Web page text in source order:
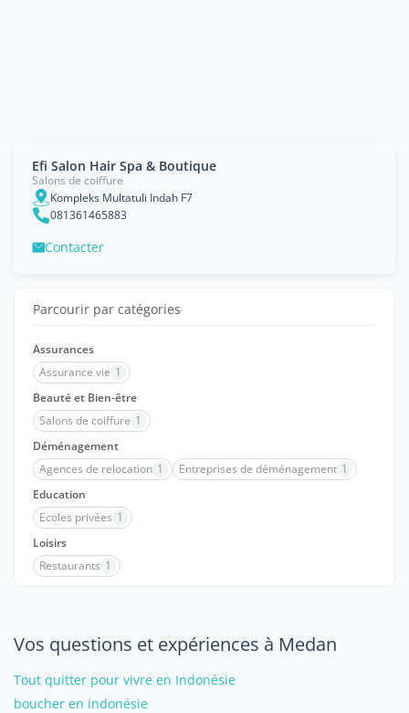
Efi Salon Hair Spa & Boutique
Salons de coiffure
Kompleks Multatuli Indah F7
081361465883
Contacter
Parcourir par catégories
Assurances
Assurance vie 1
Beauté et Bien-être
Salons de coiffure 1
Déménagement
Agences de relocation 1 Entreprises de déménagement 1
Education
Ecoles privées 1
Loisirs
Restaurants 1
Vos questions et expériences à Medan
Tout quitter pour vivre en Indonésie
boucher en indonésie